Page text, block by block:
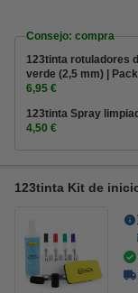
Consejo: compra
123tinta rotuladores
verde (2,5 mm) |
6,95 €
123tinta Spray
4,50 €
123tinta Kit de